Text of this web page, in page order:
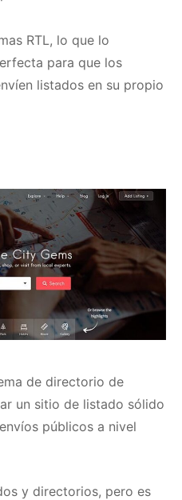
RTL, lo que lo
para que los
listados en su propio
de directorio de
un sitio de listado sólido
públicos a nivel
y directorios, pero es